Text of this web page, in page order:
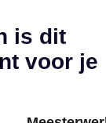
is dit
voor je